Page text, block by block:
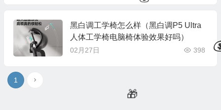
黑白调工学椅怎么样（黑白调P5 Ultra
人体工学椅电脑椅体验效果好吗）
02月27日 398
1
💰